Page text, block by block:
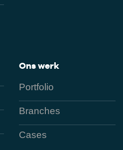
Ons werk
Portfolio
Branches
Cases